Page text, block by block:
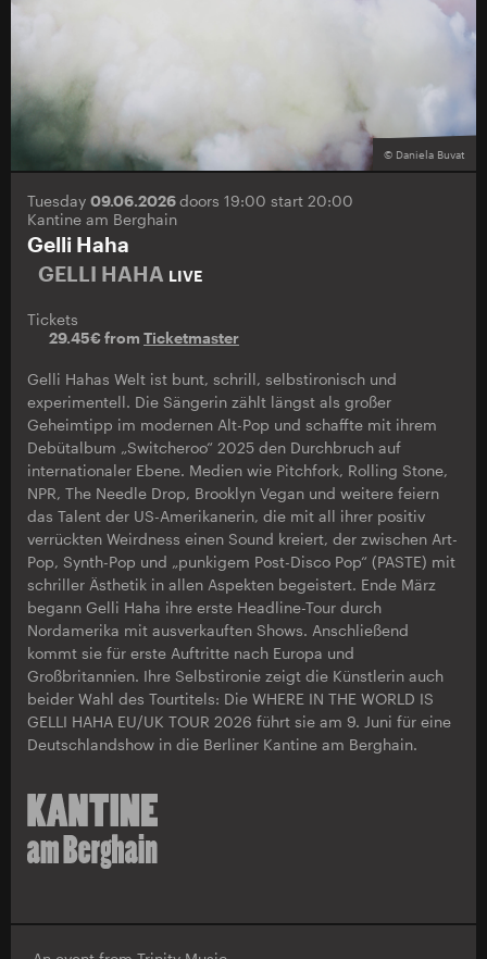
© Daniela Buvat
Tuesday 09.06.2026doors 19:00 start 20:00
Kantine am Berghain
Gelli Haha
GELLI HAHA LIVE
Tickets
29.45€ from Ticketmaster
Gelli Hahas Welt ist bunt, schrill, selbstironisch und
experimentell. Die Sängerin zählt längst als großer
Geheimtipp im modernen Alt-Pop und schaffte mit ihrem
Debütalbum „Switcheroo“ 2025 den Durchbruch auf
internationaler Ebene. Medien wie Pitchfork, Rolling Stone,
NPR, The Needle Drop, Brooklyn Vegan und weitere feiern
das Talent der US-Amerikanerin, die mit all ihrer positiv
verrückten Weirdness einen Sound kreiert, der zwischen Art-
Pop, Synth-Pop und „punkigem Post-Disco Pop“ (PASTE) mit
schriller Ästhetik in allen Aspekten begeistert. Ende März
begann Gelli Haha ihre erste Headline-Tour durch
Nordamerika mit ausverkauften Shows. Anschließend
kommt sie für erste Auftritte nach Europa und
Großbritannien. Ihre Selbstironie zeigt die Künstlerin auch
beider Wahl des Tourtitels: Die WHERE IN THE WORLD IS
GELLI HAHA EU/UK TOUR 2026 führt sie am 9. Juni für eine
Deutschlandshow in die Berliner Kantine am Berghain.